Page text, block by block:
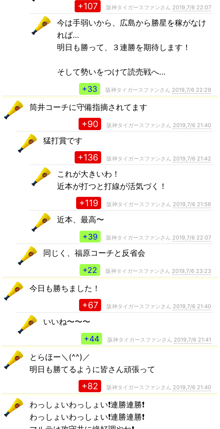
+107 阪神タイガースファンさん 2019,7/6 22:07
今は手弱いから、広島から勝星を稼がなけ
れば…
明日も勝って、３連勝を期待します！
そして勢いをつけて読売戦へ…
+33
阪神タイガースファンさん 2019,7/6 22:29
筒井コーチに守備指摘されてます
+90 阪神タイガースファンさん 2019,7/6 21:40
猛打賞です
+136 阪神タイガースファンさん 2019,7/6 21:42
これが大きいわ！
近本が打つと打線が活気づく！
+119 阪神タイガースファンさん 2019,7/6 21:56
近本、最高〜
+39
阪神タイガースファンさん 2019,7/6 22:07
同じく、福原コーチと反省会
+22
阪神タイガースファンさん 2019,7/6 23:23
今日も勝ちました！
+67 阪神タイガースファンさん 2019,7/6 21:40
いいね〜〜〜
+44
阪神タイガースファンさん 2019,7/6 21:41
とらほー＼(^^)／
明日も勝てるように皆さん頑張って
+82 阪神タイガースファンさん 2019,7/6 21:40
わっしょいわっしょい❗️連勝連勝❗️
わっしょいわっしょい❗️連勝連勝❗️